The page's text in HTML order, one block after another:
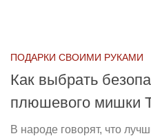
ПОДАРКИ СВОИМИ РУКАМИ
Как выбрать
плюшевого мишки
В народе говорят, что